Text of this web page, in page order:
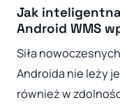
Jak
Android WMS
Siła
Androida nie leży
również w